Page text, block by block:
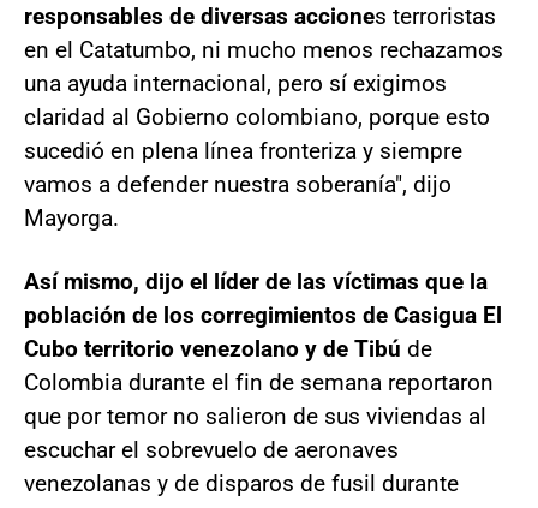
responsables de diversas acciones terroristas
en el Catatumbo, ni mucho menos rechazamos
una ayuda internacional, pero sí exigimos
claridad al Gobierno colombiano, porque esto
sucedió en plena línea fronteriza y siempre
vamos a defender nuestra soberanía", dijo
Mayorga.
Así mismo, dijo el líder de las víctimas que la
población de los corregimientos de Casigua El
Cubo territorio venezolano y de Tibú de
Colombia durante el fin de semana reportaron
que por temor no salieron de sus viviendas al
escuchar el sobrevuelo de aeronaves
venezolanas y de disparos de fusil durante